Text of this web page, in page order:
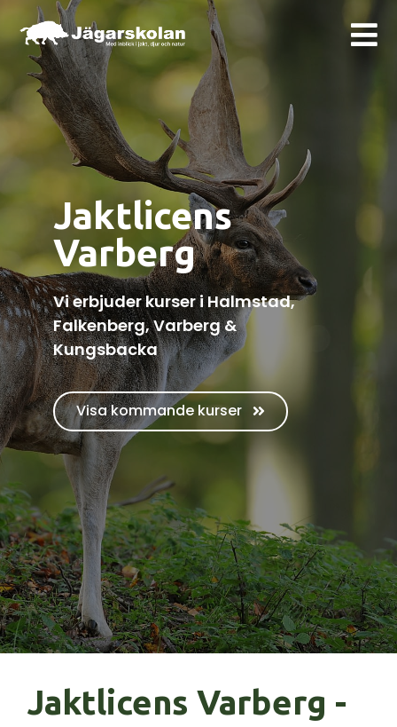
Jaktlicens
Varberg
Vi erbjuder kurser i Halmstad,
Falkenberg, Varberg &
Kungsbacka
Visa kommande kurser
Jaktlicens Varberg -